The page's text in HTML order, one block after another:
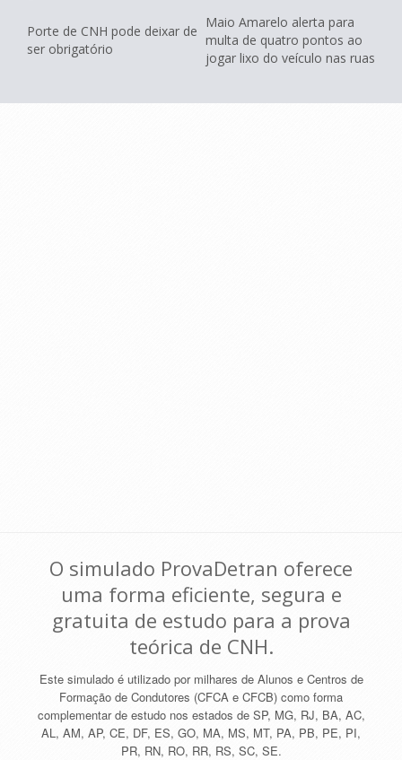
Porte de CNH pode deixar de
ser obrigatório
Maio Amarelo alerta para
multa de quatro pontos ao
jogar lixo do veículo nas ruas
O simulado ProvaDetran oferece
uma forma eficiente, segura e
gratuita de estudo para a prova
teórica de CNH.
Este simulado é utilizado por milhares de Alunos e Centros de
Formação de Condutores (CFCA e CFCB) como forma
complementar de estudo nos estados de SP, MG, RJ, BA, AC,
AL, AM, AP, CE, DF, ES, GO, MA, MS, MT, PA, PB, PE, PI,
PR, RN, RO, RR, RS, SC, SE.